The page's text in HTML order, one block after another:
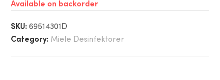
Available on backorder
SKU:69514301D
Category: Miele Desinfektorer